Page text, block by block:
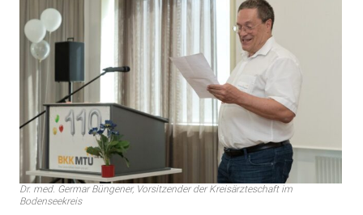
Dr. med. Germar Büngener, Vorsitzender der Kreisärzteschaft im
Bodenseekreis